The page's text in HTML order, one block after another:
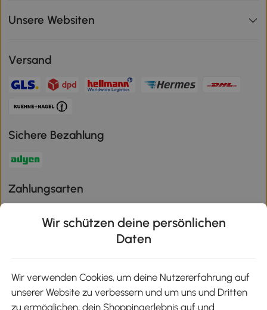
Unsere Websiten
Versand
Sichere Bezahlung
Zahlungsarten
Wir schützen deine persönlichen
Daten
Wir verwenden Cookies, um deine Nutzererfahrung auf
unserer Website zu verbessern und um uns und Dritten
zu ermöglichen, dein Shoppingerlebnis auf und